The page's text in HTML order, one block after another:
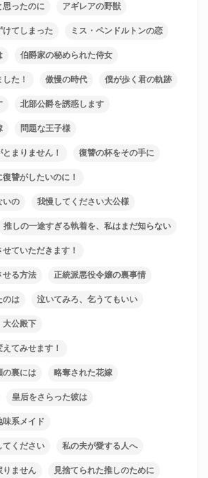
思ったのに アギレアの野獣
けてしまった ミス・ペンドルトンの恋
伯爵家の秘められた侍女
た！ 傲慢の時代 僕が歩く君の軌跡
北部公爵を誘惑します
問題な王子様
まりません！ 復讐の杯をその手に
讐がしたいのに！
いの 我慢してください大公様
推しの一途すぎる執着を、私はまだ知らない
ていただきます！
せる方法 正統派悪役令嬢の裏事情
のは 泣いてみろ、乞うてもいい
大公殿下
てみせます！
の裏には 略奪された花嫁
皇后をさらった彼は
味系メイド
てください 私の夫が愛する人へ
りません 見捨てられた推しのために